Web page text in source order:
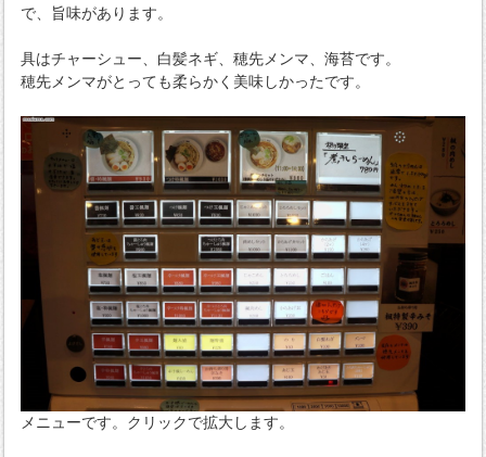
で、旨味があります。
具はチャーシュー、白髪ネギ、穂先メンマ、海苔です。
穂先メンマがとっても柔らかく美味しかったです。
メニューです。クリックで拡大します。